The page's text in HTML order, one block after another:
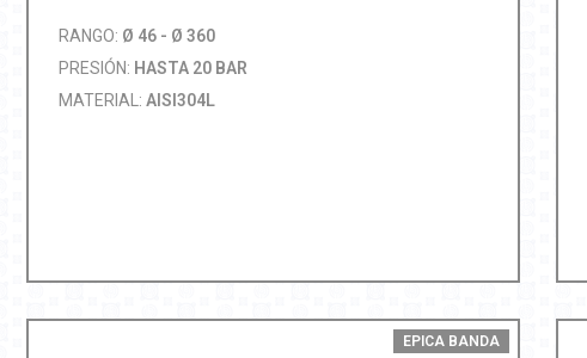
RANGO: Ø 46 - Ø 360
PRESIÓN: HASTA 20 BAR
MATERIAL: AISI304L
EPICA BANDA